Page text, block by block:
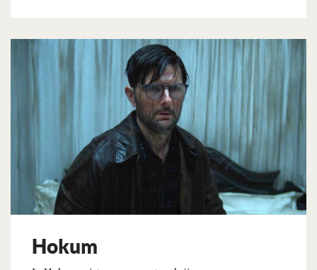
Lees verder
Hokum